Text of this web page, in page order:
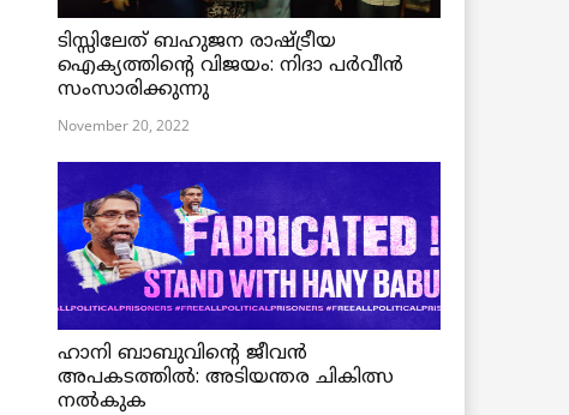
ടിസ്സിലേത് ബഹുജന രാഷ്ട്രീയ
ഐക്യത്തിന്റെ വിജയം: നിദാ പർവീൻ
സംസാരിക്കുന്നു
November 20, 2022
ഹാനി ബാബുവിന്റെ ജീവൻ
അപകടത്തിൽ: അടിയന്തര ചികിത്സ
നൽകുക